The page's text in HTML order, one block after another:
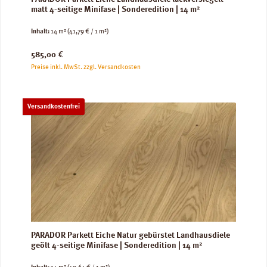
matt 4-seitige Minifase | Sonderedition | 14 m²
Inhalt:14 m²(41,79 € / 1 m²)
Regulärer Preis:
585,00 €
Preise inkl. MwSt. zzgl. Versandkosten
Versandkostenfrei
PARADOR Parkett Eiche Natur gebürstet Landhausdiele
geölt 4-seitige Minifase | Sonderedition | 14 m²